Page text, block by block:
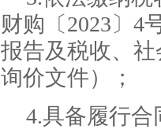
财购〔2023〕4
报告及税收、
询价文件）；
4.具备履行